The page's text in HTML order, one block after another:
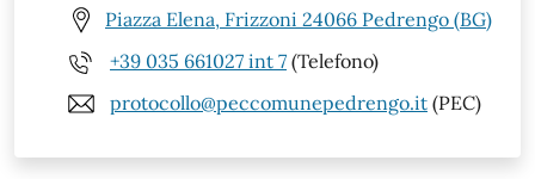
Piazza Elena, Frizzoni 24066 Pedrengo (BG)
+39 035 661027 int 7 (Telefono)
protocollo@peccomunepedrengo.it (PEC)